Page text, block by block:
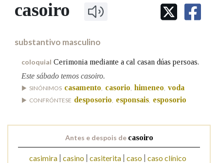
IDENTIDADE CORPORATIVA
MARCIAL DEL ADALID
FIGURAS HOMENAXEADAS
PRIMAVERA DAS LETRAS
Facebook
TwitterYoutubeInstagramBluesky
BUSCAR NOS LEMAS
BUSCAR NO CONTIDO
casoiro
substantivo masculino
coloquial Cerimonia mediante a cal casan dúas persoas.
Este sábado temos casoiro.
SINÓNIMOS casamento casorio himeneo voda
CONFRÓNTESE desposorio esponsais esposorio
Antes e despois de casoiro
casimira casino casiterita caso caso clínico